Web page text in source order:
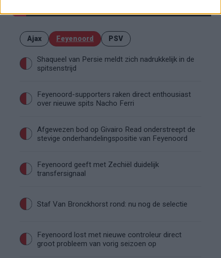
Ajax Feyenoord PSV
Shaqueel van Persie meldt zich nadrukkelijk in de
spitsenstrijd
Feyenoord-supporters raken direct enthousiast
over nieuwe spits Nacho Ferri
Afgewezen bod op Givairo Read onderstreept de
stevige onderhandelingspositie van Feyenoord
Feyenoord geeft met Zechiël duidelijk
transfersignaal
Staf Van Bronckhorst rond: nu nog de selectie
Feyenoord lost met nieuwe controleur direct
groot probleem van vorig seizoen op